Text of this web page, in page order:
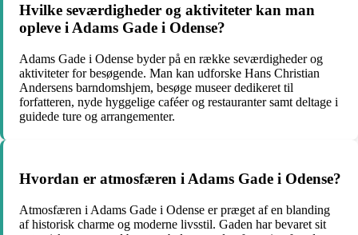
Hvilke seværdigheder og aktiviteter kan man
opleve i Adams Gade i Odense?
Adams Gade i Odense byder på en række seværdigheder og
aktiviteter for besøgende. Man kan udforske Hans Christian
Andersens barndomshjem, besøge museer dedikeret til
forfatteren, nyde hyggelige caféer og restauranter samt deltage i
guidede ture og arrangementer.
Hvordan er atmosfæren i Adams Gade i Odense?
Atmosfæren i Adams Gade i Odense er præget af en blanding
af historisk charme og moderne livsstil. Gaden har bevaret sit